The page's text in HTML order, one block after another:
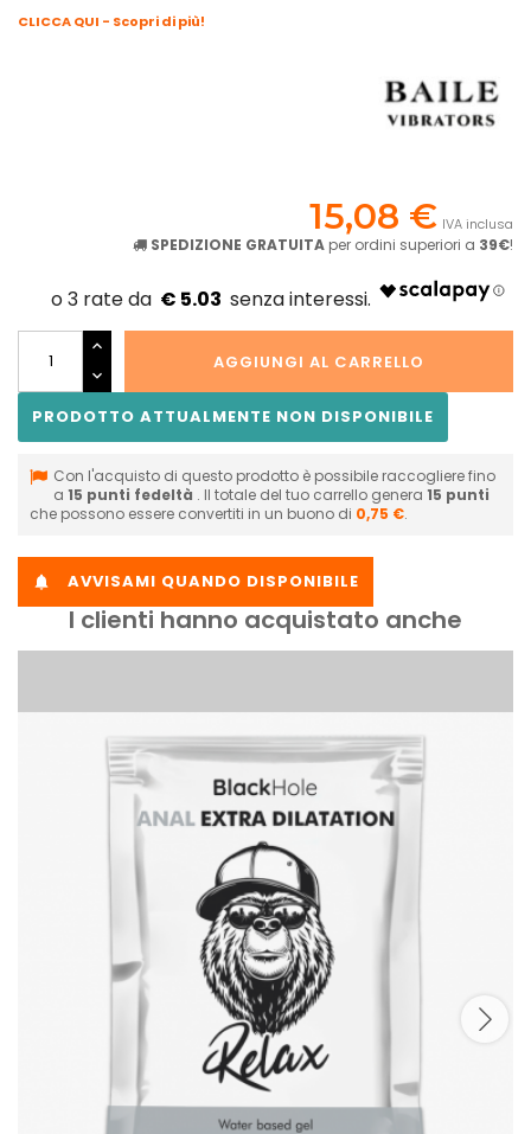
CLICCA QUI - Scopri di più!
15,08 € IVA inclusa
SPEDIZIONE GRATUITA per ordini superiori a 39€!
€ 5.03
AGGIUNGI AL CARRELLO
PRODOTTO ATTUALMENTE NON DISPONIBILE
Con l'acquisto di questo prodotto è possibile raccogliere fino
a 15 punti fedeltà . Il totale del tuo carrello genera 15 punti
che possono essere convertiti in un buono di 0,75 €.
 AVVISAMI QUANDO DISPONIBILE
I clienti hanno acquistato anche